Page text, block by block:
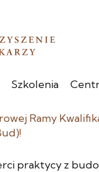
Szkolenia
praktycy z